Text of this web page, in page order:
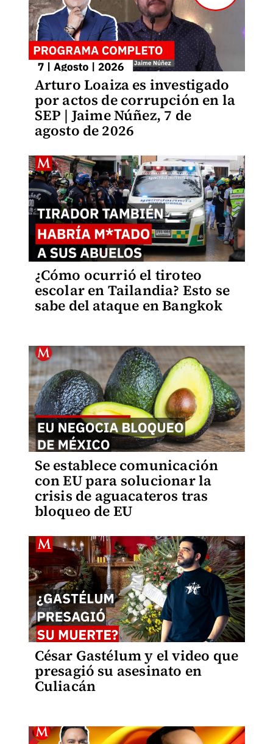
Arturo Loaiza es investigado
por actos de corrupción en la
SEP | Jaime Núñez, 7 de
agosto de 2026
¿Cómo ocurrió el tiroteo
escolar en Tailandia? Esto se
sabe del ataque en Bangkok
Se establece comunicación
con EU para solucionar la
crisis de aguacateros tras
bloqueo de EU
César Gastélum y el video que
presagió su asesinato en
Culiacán